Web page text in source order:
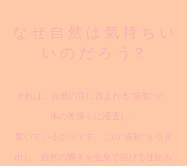
な ぜ 自 然 は 気 持 ち い
い の だ ろ う？
それは、自然の音に含まれる"振動"が、
体の奥深くに浸透し、
響いているからです。この”振動”を引き
出し、自然の響きを全身で浴びる仕組み